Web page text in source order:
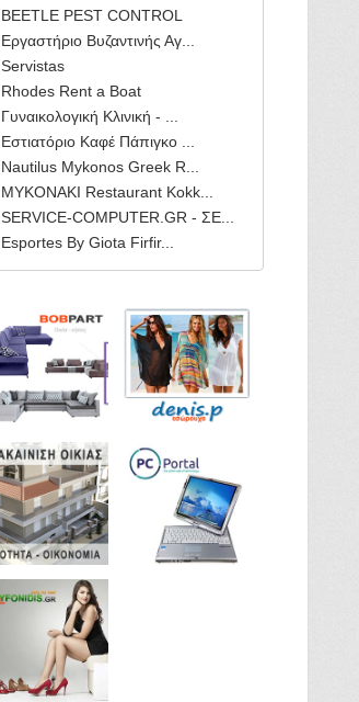
BEETLE PEST CONTROL
Εργαστήριο Βυζαντινής Αγ...
Servistas
Rhodes Rent a Boat
Γυναικολογική Κλινική - ...
Εστιατόριο Καφέ Πάπιγκο ...
Nautilus Mykonos Greek R...
MYKONAKI Restaurant Kokk...
SERVICE-COMPUTER.GR - ΣΕ...
Esportes By Giota Firfir...